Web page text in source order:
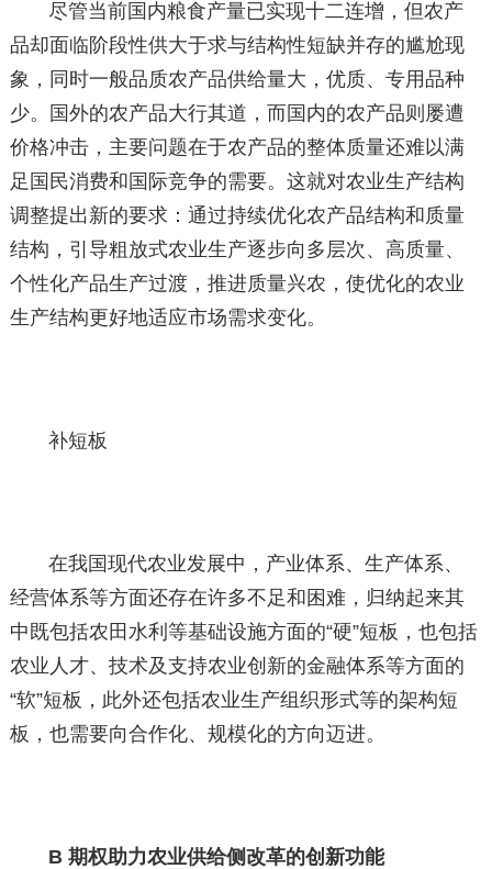
尽管当前国内粮食产量已实现十二连增，但农产
品却面临阶段性供大于求与结构性短缺并存的尴尬现
象，同时一般品质农产品供给量大，优质、专用品种
少。国外的农产品大行其道，而国内的农产品则屡遭
价格冲击，主要问题在于农产品的整体质量还难以满
足国民消费和国际竞争的需要。这就对农业生产结构
调整提出新的要求：通过持续优化农产品结构和质量
结构，引导粗放式农业生产逐步向多层次、高质量、
个性化产品生产过渡，推进质量兴农，使优化的农业
生产结构更好地适应市场需求变化。
补短板
在我国现代农业发展中，产业体系、生产体系、
经营体系等方面还存在许多不足和困难，归纳起来其
中既包括农田水利等基础设施方面的“硬”短板，也包括
农业人才、技术及支持农业创新的金融体系等方面的
“软”短板，此外还包括农业生产组织形式等的架构短
板，也需要向合作化、规模化的方向迈进。
B 期权助力农业供给侧改革的创新功能